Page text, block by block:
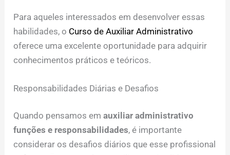
Para aqueles interessados em desenvolver essas
habilidades, o Curso de Auxiliar Administrativo
oferece uma excelente oportunidade para adquirir
conhecimentos práticos e teóricos.
Responsabilidades Diárias e Desafios
Quando pensamos emauxiliar administrativo
funções e responsabilidades, é importante
considerar os desafios diários que esse profissional